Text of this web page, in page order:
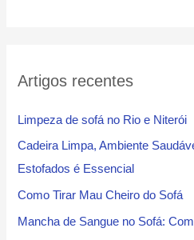
Artigos recentes
Limpeza de sofá no Rio e Niterói
Cadeira Limpa, Ambiente
Estofados é Essencial
Como Tirar Mau Cheiro do Sofá
Mancha de Sangue no Sofá: